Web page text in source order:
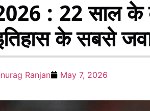
: 22 साल के
के सबसे
Ranjan May 7, 2026